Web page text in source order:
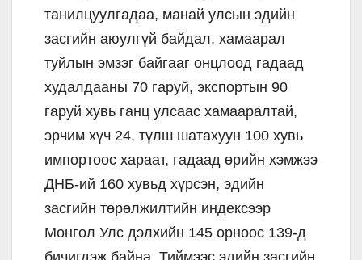
танилцуулгадаа, манай улсын эдийн
засгийн аюулгүй байдал, хамаарал
туйлын эмзэг байгааг онцлоод гадаад
худалдааны 70 гаруй, экспортын 90
гаруй хувь ганц улсаас хамааралтай,
эрчим хүч 24, түлш шатахуун 100 хувь
импортоос хараат, гадаад өрийн хэмжээ
ДНБ-ий 160 хувьд хүрсэн, эдийн
засгийн төрөлжилтийн индексээр
Монгол Улс дэлхийн 145 орноос 139-д
бичигдэж байна. Тиймээс эдийн засгийн